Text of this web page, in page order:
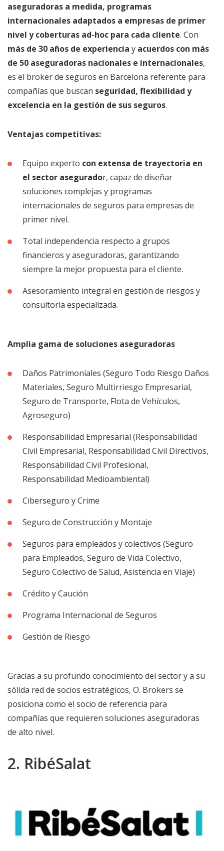
aseguradoras a medida, programas
internacionales adaptados a empresas de primer
nivel y coberturas ad-hoc para cada cliente. Con
más de 30 años de experiencia y acuerdos con más
de 50 aseguradoras nacionales e internacionales,
es el broker de seguros en Barcelona referente para
compañías que buscan seguridad, flexibilidad y
excelencia en la gestión de sus seguros.
Ventajas competitivas:
Equipo experto con extensa de trayectoria en
el sector asegurador, capaz de diseñar
soluciones complejas y programas
internacionales de seguros para empresas de
primer nivel.
Total independencia respecto a grupos
financieros y aseguradoras, garantizando
siempre la mejor propuesta para el cliente.
Asesoramiento integral en gestión de riesgos y
consultoría especializada.
Amplia gama de soluciones aseguradoras
Daños Patrimoniales (Seguro Todo Riesgo Daños
Materiales, Seguro Multirriesgo Empresarial,
Seguro de Transporte, Flota de Vehículos,
Agroseguro)
Responsabilidad Empresarial (Responsabilidad
Civil Empresarial, Responsabilidad Civil Directivos,
Responsabilidad Civil Profesional,
Responsabilidad Medioambiental)
Ciberseguro y Crime
Seguro de Construcción y Montaje
Seguros para empleados y colectivos (Seguro
para Empleados, Seguro de Vida Colectivo,
Seguro Colectivo de Salud, Asistencia en Viaje)
Crédito y Caución
Programa Internacional de Seguros
Gestión de Riesgo
Gracias a su profundo conocimiento del sector y a su
sólida red de socios estratégicos, O. Brokers se
posiciona como el socio de referencia para
compañías que requieren soluciones aseguradoras
de alto nivel.
2. RibéSalat